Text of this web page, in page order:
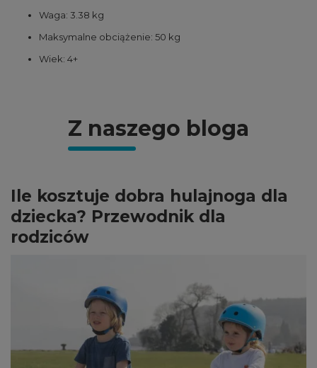
Waga: 3.38 kg
Maksymalne obciążenie: 50 kg
Wiek: 4+
Z naszego bloga
Ile kosztuje dobra hulajnoga dla
dziecka? Przewodnik dla
rodziców